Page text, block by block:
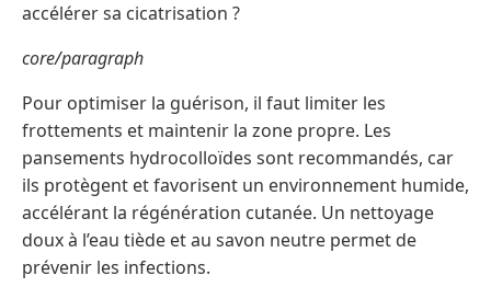
accélérer sa cicatrisation ?
core/paragraph
Pour optimiser la guérison, il faut limiter les
frottements et maintenir la zone propre. Les
pansements hydrocolloïdes sont recommandés, car
ils protègent et favorisent un environnement humide,
accélérant la régénération cutanée. Un nettoyage
doux à l’eau tiède et au savon neutre permet de
prévenir les infections.